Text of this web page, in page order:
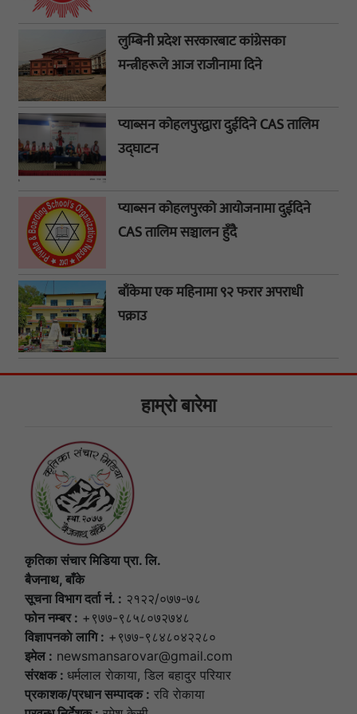
लुम्बिनी प्रदेश सरकारबाट कांग्रेसका
मन्त्रीहरूले आज राजीनामा दिने
प्याब्सन कोहलपुरद्वारा दुईदिने CAS तालिम
उद्घाटन
प्याब्सन कोहलपुरको आयोजनामा दुईदिने
CAS तालिम सञ्चालन हुँदै
बाँकेमा एक महिनामा ९२ फरार अपराधी
पक्राउ
हाम्राे बारेमा
कृतिका संचार मिडिया प्रा. लि.
बैजनाथ, बाँके
सूचना विभाग दर्ता नं. : २१२२/०७७-७८
फोन नम्बर : +९७७-९८५८०७२७४८
विज्ञापनकाे लागि : +९७७-९८४८०४२२८०
इमेल : newsmansarovar@gmail.com
संरक्षक : धर्मलाल राेकाया, डिल बहादुर परियार
प्रकाशक/प्रधान सम्पादक : रवि राेकाया